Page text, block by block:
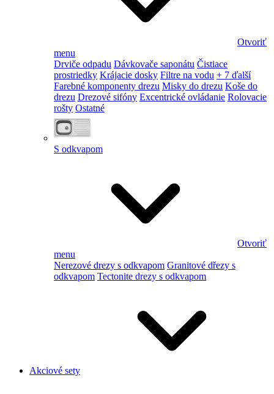
Otvoriť
menu
Drviče odpadu Dávkovače saponátu Čistiace
prostriedky Krájacie dosky Filtre na vodu + 7 ďalší
Farebné komponenty drezu Misky do drezu Koše do
drezu Drezové sifóny Excentrické ovládanie Rolovacie
rošty Ostatné
S odkvapom
Otvoriť
menu
Nerezové drezy s odkvapom Granitové dřezy s
odkvapom Tectonite drezy s odkvapom
Akciové sety